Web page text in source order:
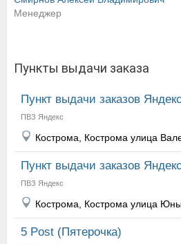
Менеджер
Пункты выдачи заказа
Пункт выдачи заказов
ПВЗ Яндекс
Кострома, Кострома улица
Пункт выдачи заказов
ПВЗ Яндекс
Кострома, Кострома улица
5 Post (Пятерочка)